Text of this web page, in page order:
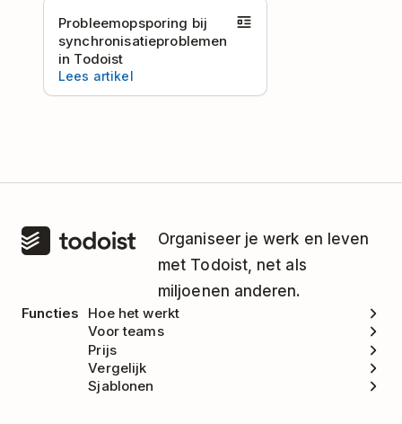
Probleemopsporing bij
synchronisatieproblemen
in Todoist
Lees artikel
Organiseer je werk en leven
met Todoist, net als
miljoenen anderen.
Functies
Hoe het werkt
Voor teams
Prijs
Vergelijk
Sjablonen